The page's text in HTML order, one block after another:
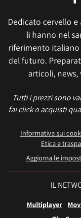
Dedicato cervello
li hanno nel
riferimento
del futuro.
articoli,
Tutti i prezzi sono
fai click o acquisti
Informativa sui
Etica e
Aggiorna le
IL
Multiplayer